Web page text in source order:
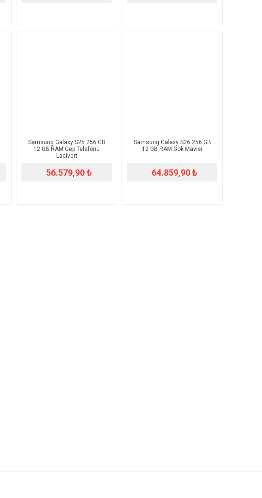
Samsung Galaxy S25 256 GB
12 GB RAM Cep Telefonu
Lacivert
56.579,90 ₺
Samsung Galaxy S26 256 GB
12 GB RAM Gök Mavisi
64.859,90 ₺